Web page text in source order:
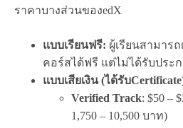
ราคาบางส่วนของedX
แบบเรียนฟรี: ผู้เรียนสามาร
คอร์สได้ฟรี แต่ไม่ได้รับประ
แบบเสียเงิน (ได้รับ
Verified Track: $50 –
1,750 – 10,500 บาท)